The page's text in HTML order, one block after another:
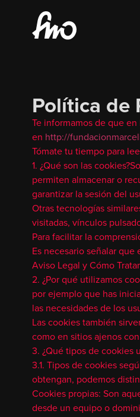
Política de
Te informamos de que
en http://
Tómate tu tiempo para
1. ¿Qué son las
permiten almacenar o
garantizar la sesión del
Otras tecnologías
visitadas, vínculos
Para facilitar la
Es necesario señalar
Aviso Legal y Cómo
2. ¿Por qué utilizamos
por ejemplo que has
las necesidades de los
Las cookies también
como en sitios ajenos
3. ¿Qué tipos de cookies
3.1. Tipos de cookies
obtengan, podemos
Cookies propias: Son
desde un equipo o